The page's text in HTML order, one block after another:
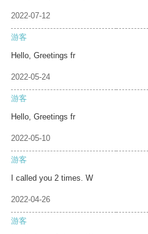
2022-07-12
游客
Hello, Greetings fr
2022-05-24
游客
Hello, Greetings fr
2022-05-10
游客
I called you 2 times. W
2022-04-26
游客